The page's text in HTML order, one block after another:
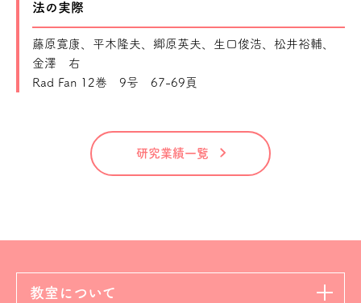
法の実際
藤原寛康、平木隆夫、郷原英夫、生口俊浩、松井裕輔、
金澤 右
Rad Fan 12巻 9号 67-69頁
研究業績一覧
教室について